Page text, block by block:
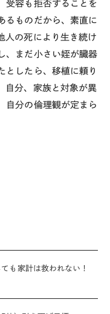
受容も拒否することを
るものだから、素直に
人の死により生き続け
、まだ小さい姪が臓器
としたら、移植に頼り
自分、家族と対象が異
自分の倫理観が定まら
も家計は救われない！